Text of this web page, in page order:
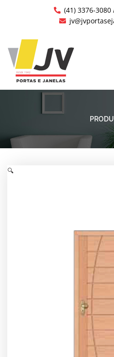
conteúdo
(41) 3376-3080
🔍